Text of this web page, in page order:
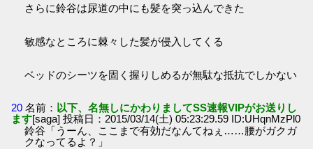
さらに鈴谷は尿道の中にも髪を突っ込んできた
敏感なところに棘々した髪が侵入してくる
ベッドのシーツを固く握りしめるが無駄な抵抗でしかない
20 名前： 以下、名無しにかわりましてSS速報VIPがお送りし
ます[saga] 投稿日：2015/03/14(土) 05:23:29.59 ID:UHqnMzPl0
鈴谷「うーん、ここまで有効だなんてねぇ……腰がガクガ
クなってるよ？」